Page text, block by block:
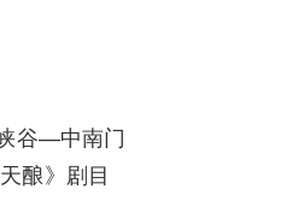
谷—中南门
酿》剧目